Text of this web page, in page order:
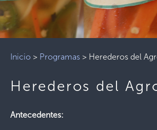
Inicio > Programas > Herederos del
Herederos del
Antecedentes: